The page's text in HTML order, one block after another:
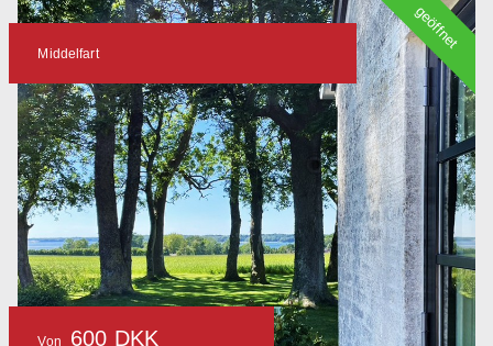
Middelfart
Von 600 DKK
geöffnet